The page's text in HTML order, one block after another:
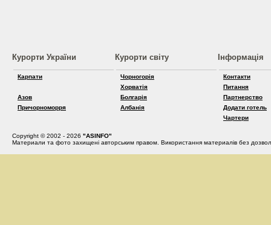
Курорти України
Карпати
Азов
Причорноморря
Курорти світу
Чорногорія
Хорватія
Болгарія
Албанія
Інформація
Контакти
Питання
Партнерство
Додати готель
Чартери
Copyright © 2002 - 2026 "ASINFO"
Материали та фото захищені авторським правом. Використання материалів без